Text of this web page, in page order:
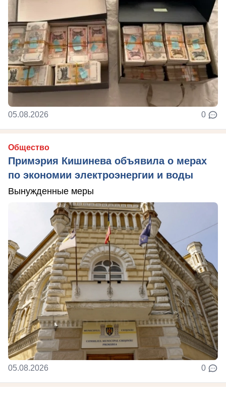
05.08.2026 0
Общество
Примэрия Кишинева объявила о мерах
по экономии электроэнергии и воды
Вынужденные меры
05.08.2026 0